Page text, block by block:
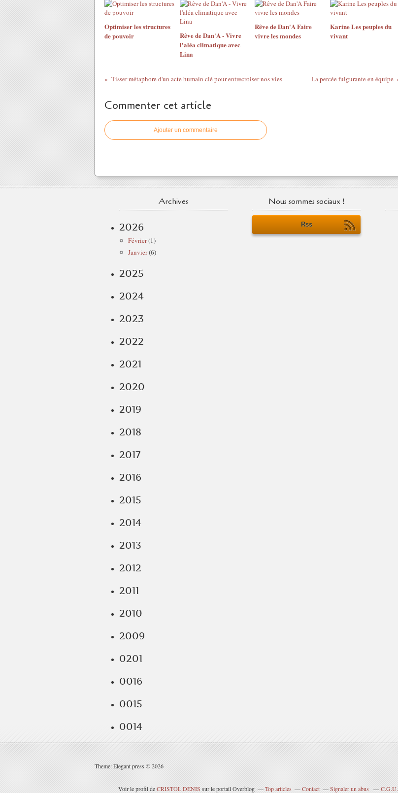
Optimiser les structures
de pouvoir
Rêve de Dan'A - Vivre
l'aléa climatique avec
Lina
Rêve de Dan'A Faire
vivre les mondes
Karine Les peuples du
vivant
Tisser métaphore d'un acte humain clé pour entrecroiser nos vies La percée fulgurante en équipe
Commenter cet article
Ajouter un commentaire
Archives
2026
Février(1)
Janvier(6)
2025
2024
2023
2022
2021
2020
2019
2018
2017
2016
2015
2014
2013
2012
2011
2010
2009
0201
0016
0015
0014
Nous sommes sociaux !
Rss
Theme: Elegant press © 2026
Voir le profil deCRISTOL DENIS sur le portail Overblog Top articles Contact Signaler un abus C.G.U.